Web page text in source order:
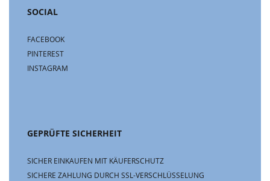
SOCIAL
FACEBOOK
PINTEREST
INSTAGRAM
GEPRÜFTE SICHERHEIT
SICHER EINKAUFEN MIT KÄUFERSCHUTZ
SICHERE ZAHLUNG DURCH SSL-VERSCHLÜSSELUNG